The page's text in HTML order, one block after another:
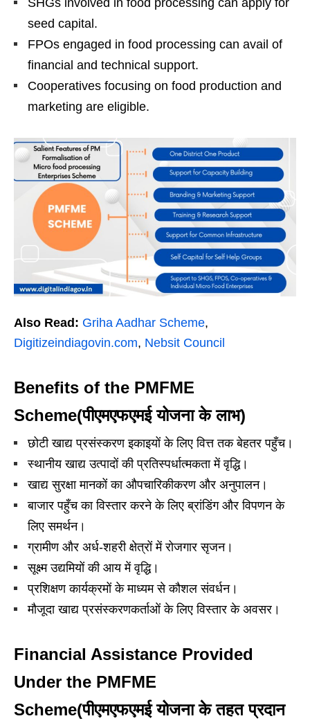
seed capital.
FPOs engaged in food processing can avail of
financial and technical support.
Cooperatives focusing on food production and
marketing are eligible.
Also Read: Griha Aadhar Scheme,
Digitizeindiagovin.com, Nebsit Council
Benefits of the PMFME
Scheme(पीएमएफएमई योजना के लाभ)
छोटी खाद्य प्रसंस्करण इकाइयों के लिए वित्त तक बेहतर पहुँच।
स्थानीय खाद्य उत्पादों की प्रतिस्पर्धात्मकता में वृद्धि।
खाद्य सुरक्षा मानकों का औपचारिकीकरण और अनुपालन।
बाजार पहुँच का विस्तार करने के लिए ब्रांडिंग और विपणन के
लिए समर्थन।
ग्रामीण और अर्ध-शहरी क्षेत्रों में रोजगार सृजन।
सूक्ष्म उद्यमियों की आय में वृद्धि।
प्रशिक्षण कार्यक्रमों के माध्यम से कौशल संवर्धन।
मौजूदा खाद्य प्रसंस्करणकर्ताओं के लिए विस्तार के अवसर।
Financial Assistance Provided
Under the PMFME
Scheme(पीएमएफएमई योजना के तहत प्रदान